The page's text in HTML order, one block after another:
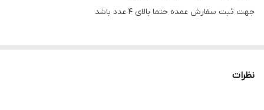
جهت ثبت سفارش عمده حتما بالای ۴ عدد باشد
نظرات